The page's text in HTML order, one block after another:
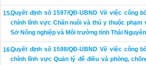
Quyết định số 1597/QĐ-UBND Về việc công
chính lĩnh vực Chăn nuôi và thú y thuộc phạm
Sở Nông nghiệp và Môi trường tỉnh Thái Nguyên
Quyết định số 1598/QĐ-UBND Về việc công
chính lĩnh vực Quản lý đê điều và phòng,